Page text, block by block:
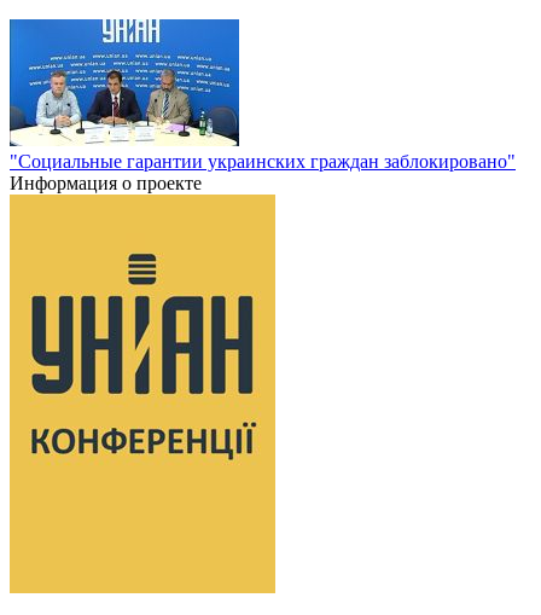
"Социальные гарантии украинских граждан заблокировано"
Информация о проекте